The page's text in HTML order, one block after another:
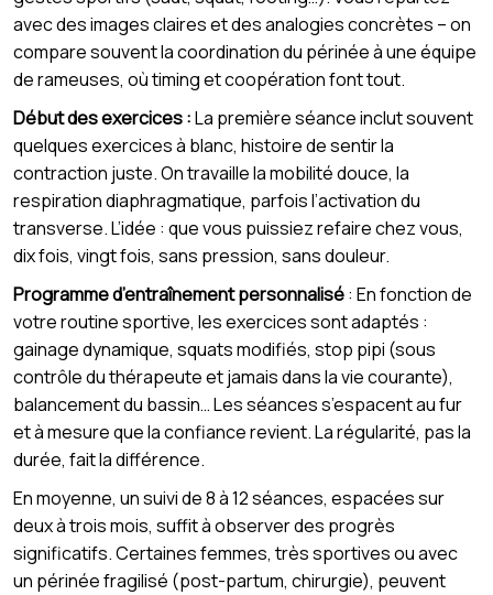
avec des images claires et des analogies concrètes – on
compare souvent la coordination du périnée à une équipe
de rameuses, où timing et coopération font tout.
Début des exercices :La première séance inclut souvent
quelques exercices à blanc, histoire de sentir la
contraction juste. On travaille la mobilité douce, la
respiration diaphragmatique, parfois l’activation du
transverse. L’idée : que vous puissiez refaire chez vous,
dix fois, vingt fois, sans pression, sans douleur.
Programme d’entraînement personnalisé: En fonction de
votre routine sportive, les exercices sont adaptés :
gainage dynamique, squats modifiés, stop pipi (sous
contrôle du thérapeute et jamais dans la vie courante),
balancement du bassin… Les séances s’espacent au fur
et à mesure que la confiance revient. La régularité, pas la
durée, fait la différence.
En moyenne, un suivi de 8 à 12 séances, espacées sur
deux à trois mois, suffit à observer des progrès
significatifs. Certaines femmes, très sportives ou avec
un périnée fragilisé (post-partum, chirurgie), peuvent